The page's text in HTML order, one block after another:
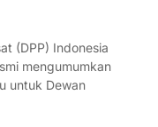
(DPP) Indonesia
mengumumkan
untuk Dewan